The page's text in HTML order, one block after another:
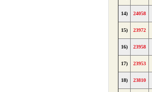
14) 24058
15) 23972
16) 23958
17) 23953
18) 23810